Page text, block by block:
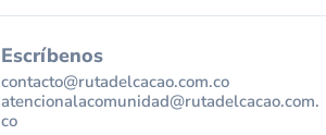
Escríbenos
contacto@rutadelcacao.com.co
atencionalacomunidad@rutadelcacao.com.
co